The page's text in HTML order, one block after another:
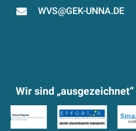
WVS@GEK-UNNA.DE
Wir sind „ausgezeichnet“